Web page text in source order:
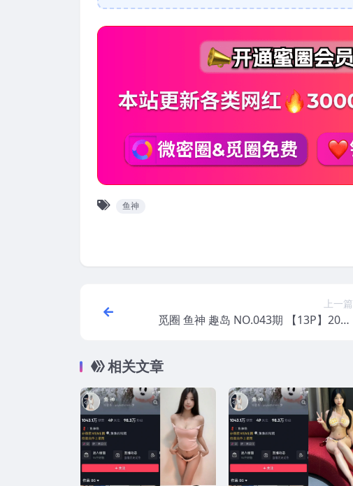
鱼神
上一篇
觅圈 鱼神 趣岛 NO.043期 【13P】2025
相关文章